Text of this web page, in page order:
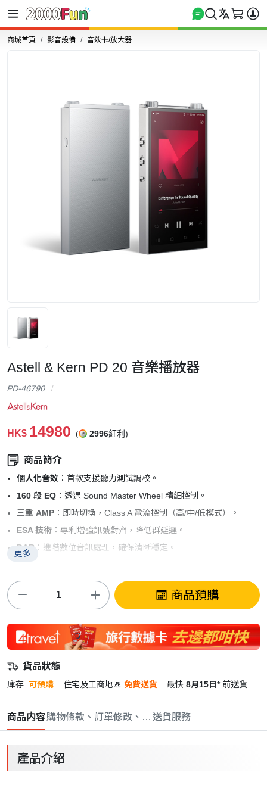
商城首頁 影音設備 音效卡/放大器
Astell & Kern PD 20 音樂播放器
PD-46790
HK$ 14980 ( 2996紅利)
商品簡介
個人化音效 ：首款支援聽力測試調校。
160 段 EQ ：透過 Sound Master Wheel 精細控制。
三重 AMP ：即時切換，Class A 電流控制（高/中/低模式）。
ESA 技術 ：專利增強訊號對齊，降低群延遲。
DAR ：進階數位音訊處理，確保清晰穩定。
更多
商品預購
貨品狀態
庫存 可預購 住宅及工商地區 免費送貨 最快 8月15日* 前送貨
商品内容購物條款、訂單修改、取消與退款政策
送貨服務
產品介紹